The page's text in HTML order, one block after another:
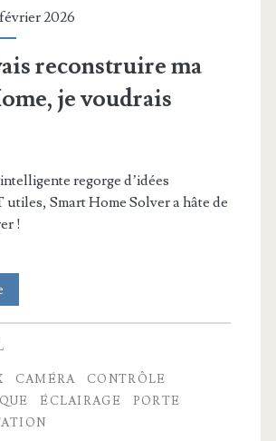
2026
reconstruire ma
je voudrais
regorge d’idées
utiles, Smart Home Solver a hâte de
!
je
devais
reconstruire
ma
CAMÉRA
CONTRÔLE
ÉCLAIRAGE
PORTE